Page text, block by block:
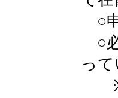
○
○
って
※